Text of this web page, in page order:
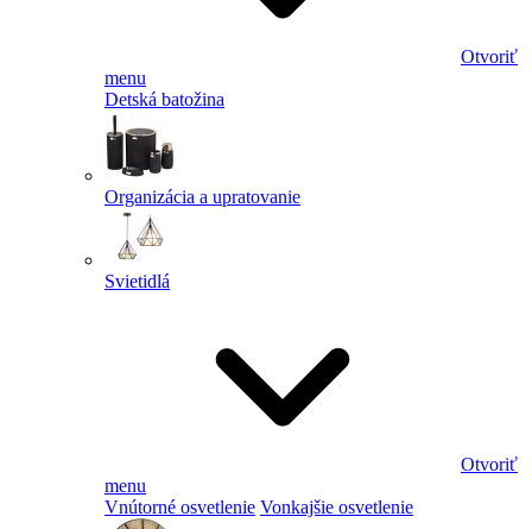
Otvoriť
menu
Detská batožina
Organizácia a upratovanie
Svietidlá
Otvoriť
menu
Vnútorné osvetlenie Vonkajšie osvetlenie